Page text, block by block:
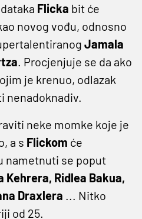
Flicka bit će
novog vođu, odnosno
Jamala
. Procjenjuje se da ako
je krenuo, odlazak
nenadoknadiv.
neke momke koje je
a s Flickom će
nametnuti se poput
Kehrera, Ridlea Bakua,
Draxlera ... Nitko
od 25.